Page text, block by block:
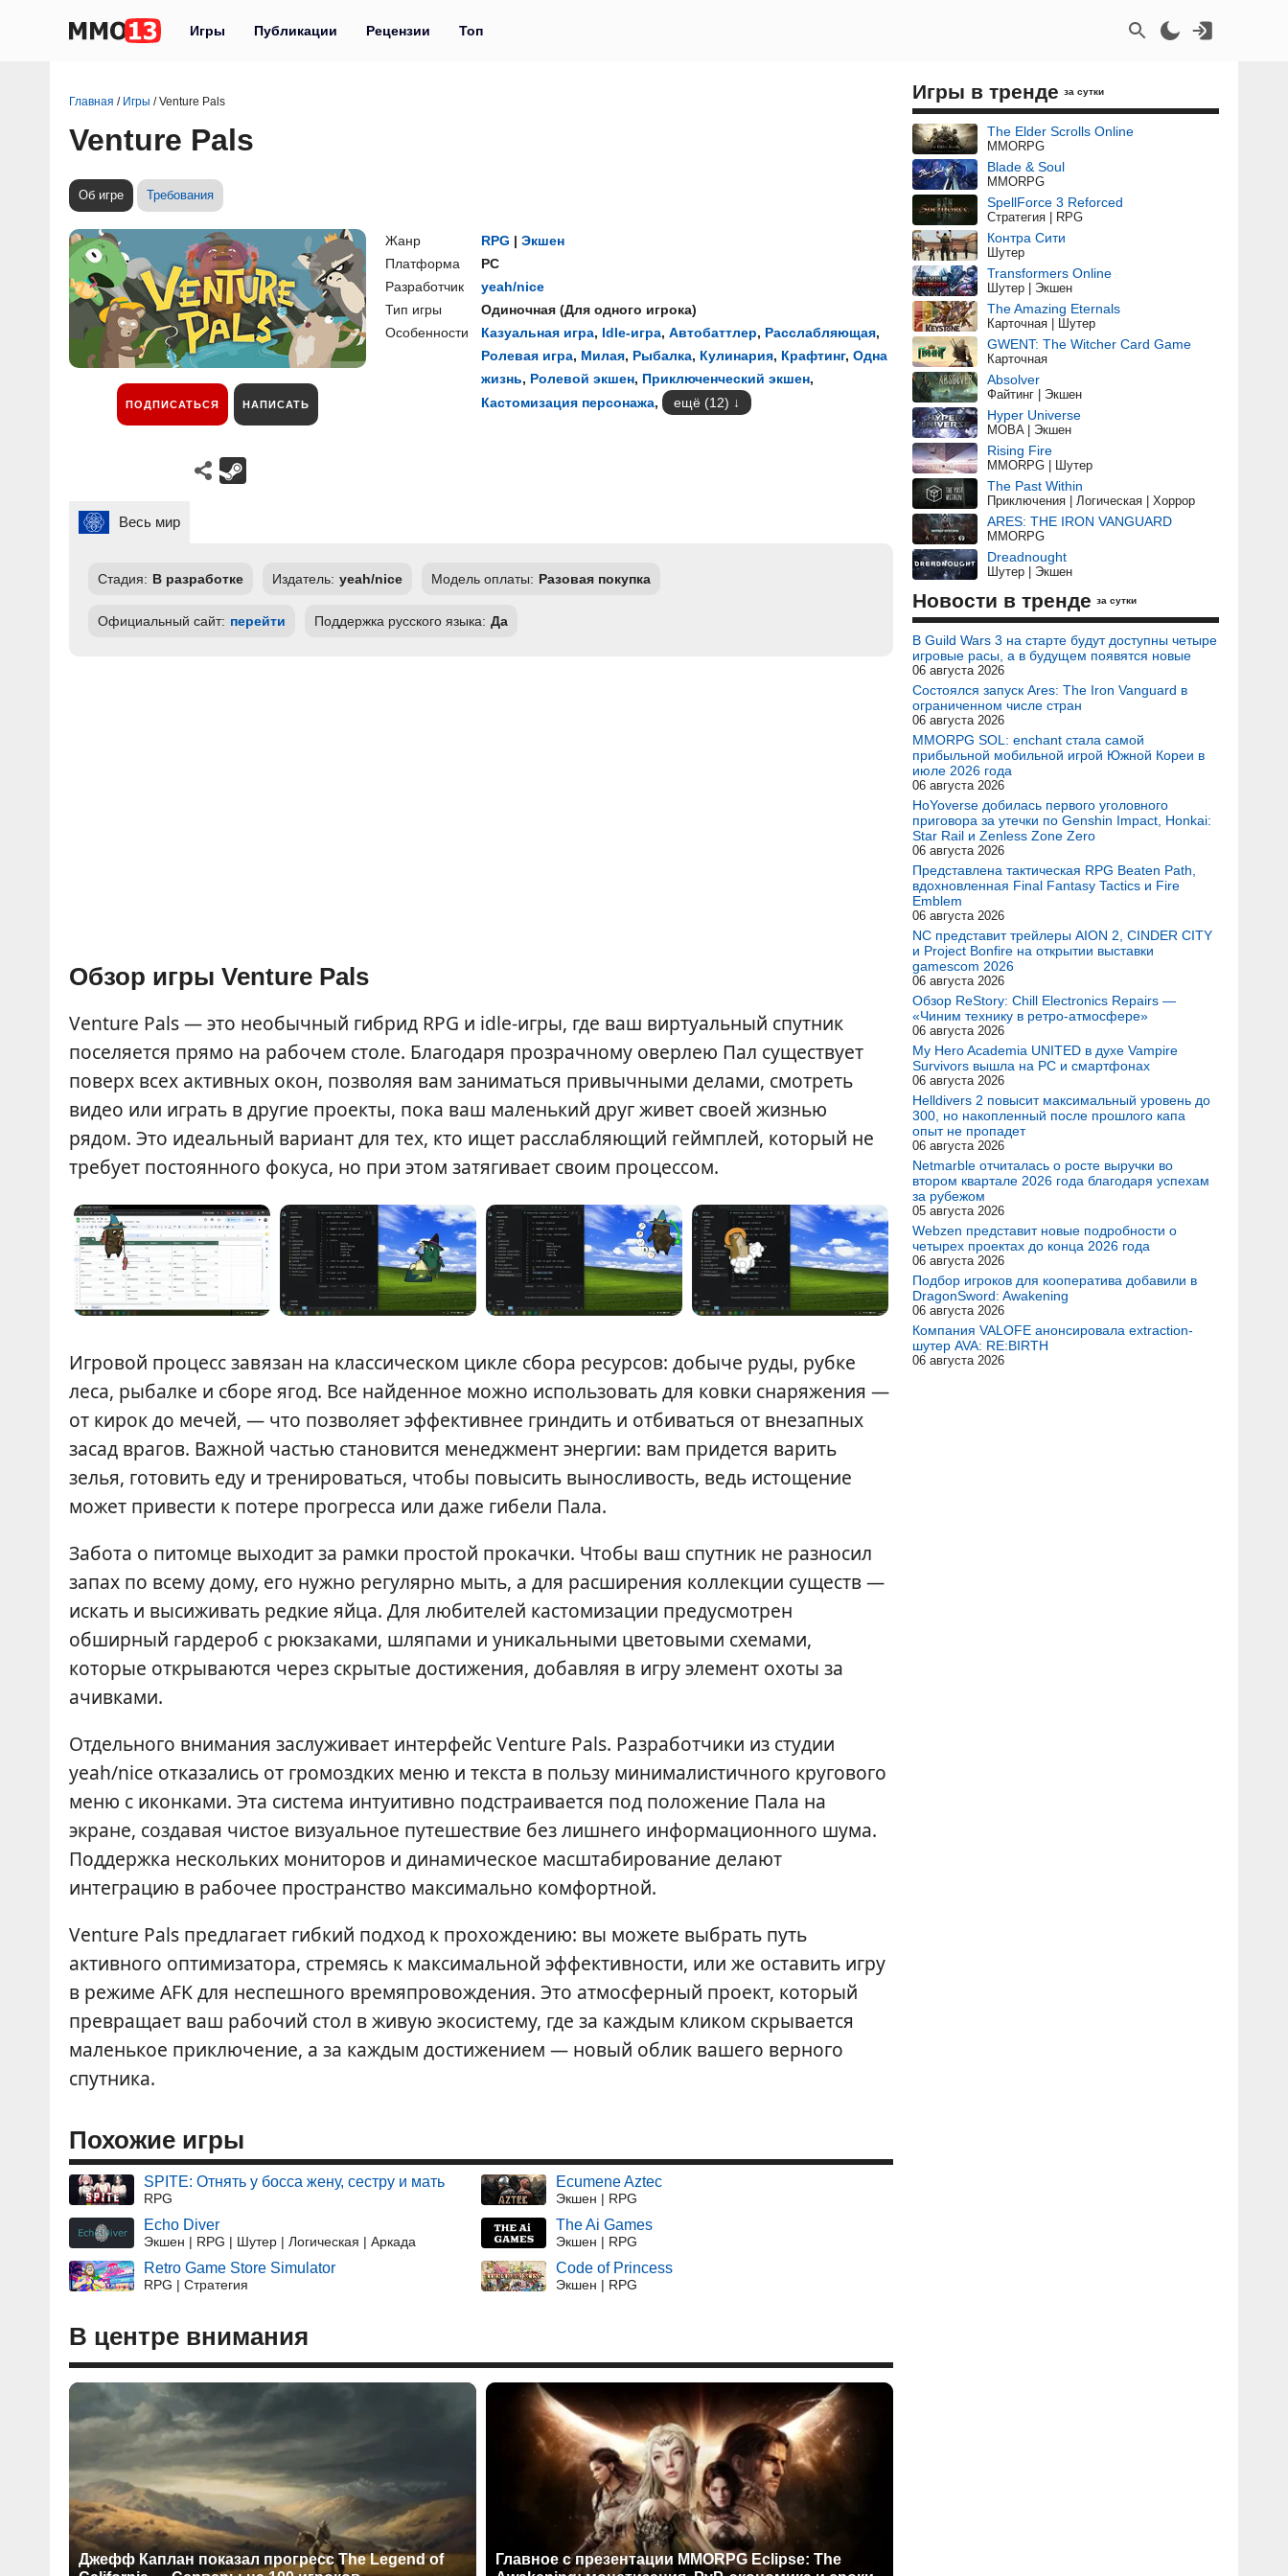
Игры Публикации Рецензии Топ
Главная / Игры /Venture Pals
Venture Pals
Об игре Требования
ПОДПИСАТЬСЯ НАПИСАТЬ
Жанр RPG | Экшен
Платформа
PC
Разработчик
yeah/nice
Тип игры
Одиночная (Для одного игрока)
Особенности
Казуальная игра, Idle-игра, Автобаттлер, Расслабляющая,
Ролевая игра, Милая, Рыбалка, Кулинария, Крафтинг, Одна
жизнь, Ролевой экшен, Приключенческий экшен,
Кастомизация персонажа, ещё (12)
Весь мир
Стадия: В разработке Издатель: yeah/nice Модель оплаты: Разовая покупка
Официальный сайт: перейти Поддержка русского языка: Да
Обзор игры Venture Pals
Venture Pals — это необычный гибрид RPG и idle-игры, где ваш виртуальный спутник
поселяется прямо на рабочем столе. Благодаря прозрачному оверлею Пал существует
поверх всех активных окон, позволяя вам заниматься привычными делами, смотреть
видео или играть в другие проекты, пока ваш маленький друг живет своей жизнью
рядом. Это идеальный вариант для тех, кто ищет расслабляющий геймплей, который не
требует постоянного фокуса, но при этом затягивает своим процессом.
Игровой процесс завязан на классическом цикле сбора ресурсов: добыче руды, рубке
леса, рыбалке и сборе ягод. Все найденное можно использовать для ковки снаряжения —
от кирок до мечей, — что позволяет эффективнее гриндить и отбиваться от внезапных
засад врагов. Важной частью становится менеджмент энергии: вам придется варить
зелья, готовить еду и тренироваться, чтобы повысить выносливость, ведь истощение
может привести к потере прогресса или даже гибели Пала.
Забота о питомце выходит за рамки простой прокачки. Чтобы ваш спутник не разносил
запах по всему дому, его нужно регулярно мыть, а для расширения коллекции существ —
искать и высиживать редкие яйца. Для любителей кастомизации предусмотрен
обширный гардероб с рюкзаками, шляпами и уникальными цветовыми схемами,
которые открываются через скрытые достижения, добавляя в игру элемент охоты за
ачивками.
Отдельного внимания заслуживает интерфейс Venture Pals. Разработчики из студии
yeah/nice отказались от громоздких меню и текста в пользу минималистичного кругового
меню с иконками. Эта система интуитивно подстраивается под положение Пала на
экране, создавая чистое визуальное путешествие без лишнего информационного шума.
Поддержка нескольких мониторов и динамическое масштабирование делают
интеграцию в рабочее пространство максимально комфортной.
Venture Pals предлагает гибкий подход к прохождению: вы можете выбрать путь
активного оптимизатора, стремясь к максимальной эффективности, или же оставить игру
в режиме AFK для неспешного времяпровождения. Это атмосферный проект, который
превращает ваш рабочий стол в живую экосистему, где за каждым кликом скрывается
маленькое приключение, а за каждым достижением — новый облик вашего верного
спутника.
Похожие игры
SPITE: Отнять у босса жену, сестру и мать
RPG
Echo Diver
Экшен | RPG | Шутер | Логическая | Аркада
Retro Game Store Simulator
RPG | Стратегия
Ecumene Aztec
Экшен | RPG
The Ai Games
Экшен | RPG
Code of Princess
Экшен | RPG
В центре внимания
Джефф Каплан показал прогресс The Legend of
Главное с презентации MMORPG Eclipse: The
Игры в тренде за сутки
The Elder Scrolls Online
MMORPG
Blade & Soul
MMORPG
SpellForce 3 Reforced
Стратегия | RPG
Контра Сити
Шутер
Transformers Online
Шутер | Экшен
The Amazing Eternals
Карточная | Шутер
GWENT: The Witcher Card Game
Карточная
Absolver
Файтинг | Экшен
Hyper Universe
MOBA | Экшен
Rising Fire
MMORPG | Шутер
The Past Within
Приключения | Логическая | Хоррор
ARES: THE IRON VANGUARD
MMORPG
Dreadnought
Шутер | Экшен
Новости в тренде за сутки
В Guild Wars 3 на старте будут доступны четыре
игровые расы, а в будущем появятся новые
06 августа 2026
Состоялся запуск Ares: The Iron Vanguard в
ограниченном числе стран
06 августа 2026
MMORPG SOL: enchant стала самой
прибыльной мобильной игрой Южной Кореи в
июле 2026 года
06 августа 2026
HoYoverse добилась первого уголовного
приговора за утечки по Genshin Impact, Honkai:
Star Rail и Zenless Zone Zero
06 августа 2026
Представлена тактическая RPG Beaten Path,
вдохновленная Final Fantasy Tactics и Fire
Emblem
06 августа 2026
NC представит трейлеры AION 2, CINDER CITY
и Project Bonfire на открытии выставки
gamescom 2026
06 августа 2026
Обзор ReStory: Chill Electronics Repairs —
«Чиним технику в ретро-атмосфере»
06 августа 2026
My Hero Academia UNITED в духе Vampire
Survivors вышла на PC и смартфонах
06 августа 2026
Helldivers 2 повысит максимальный уровень до
300, но накопленный после прошлого капа
опыт не пропадет
06 августа 2026
Netmarble отчиталась о росте выручки во
втором квартале 2026 года благодаря успехам
за рубежом
05 августа 2026
Webzen представит новые подробности о
четырех проектах до конца 2026 года
06 августа 2026
Подбор игроков для кооператива добавили в
DragonSword: Awakening
06 августа 2026
Компания VALOFE анонсировала extraction-
шутер AVA: RE:BIRTH
06 августа 2026